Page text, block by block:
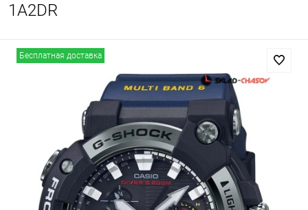
1A2DR
Бесплатная доставка